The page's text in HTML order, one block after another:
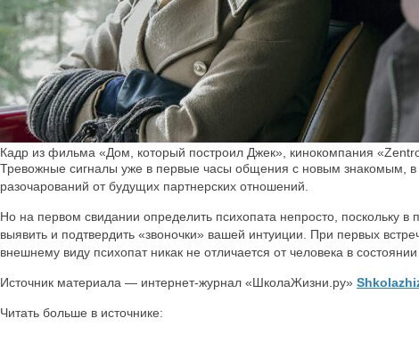
Кадр из фильма «Дом, который построил Джек», кинокомпания
Тревожные сигналы уже в первые часы общения с новым знакомым, в
разочарований от будущих партнерских отношений.
Но на первом свидании определить психопата непросто,
выявить и подтвердить «звоночки» вашей интуиции. При первых
внешнему виду психопат никак не отличается от человека в
Источник материала — интернет-журнал «ШколаЖизни.ру»
Читать больше в источнике: